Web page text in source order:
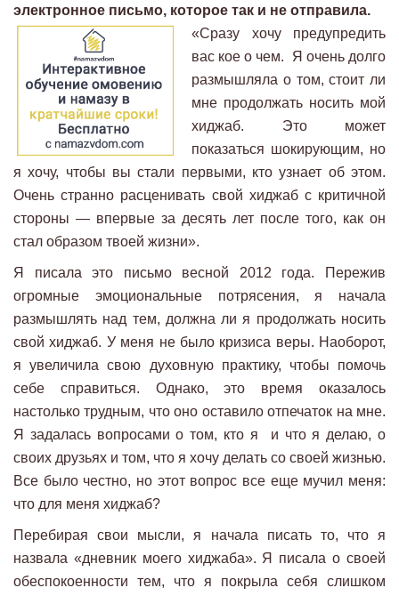
электронное письмо, которое так и не отправила.
«Сразу хочу предупредить
вас кое о чем. Я очень долго
размышляла о том, стоит ли
мне продолжать носить мой
хиджаб. Это может
показаться шокирующим, но
я хочу, чтобы вы стали первыми, кто узнает об этом.
Очень странно расценивать свой хиджаб с критичной
стороны — впервые за десять лет после того, как он
стал образом твоей жизни».
Я писала это письмо весной 2012 года. Пережив
огромные эмоциональные потрясения, я начала
размышлять над тем, должна ли я продолжать носить
свой хиджаб. У меня не было кризиса веры. Наоборот,
я увеличила свою духовную практику, чтобы помочь
себе справиться. Однако, это время оказалось
настолько трудным, что оно оставило отпечаток на мне.
Я задалась вопросами о том, кто я и что я делаю, о
своих друзьях и том, что я хочу делать со своей жизнью.
Все было честно, но этот вопрос все еще мучил меня:
что для меня хиджаб?
Перебирая свои мысли, я начала писать то, что я
назвала «дневник моего хиджаба». Я писала о своей
обеспокоенности тем, что я покрыла себя слишком